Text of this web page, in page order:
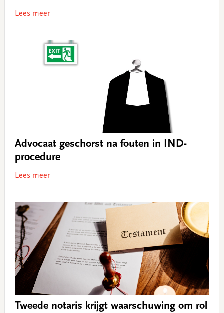
Lees meer
Advocaat geschorst na fouten in IND-
procedure
Lees meer
Tweede notaris krijgt waarschuwing om rol